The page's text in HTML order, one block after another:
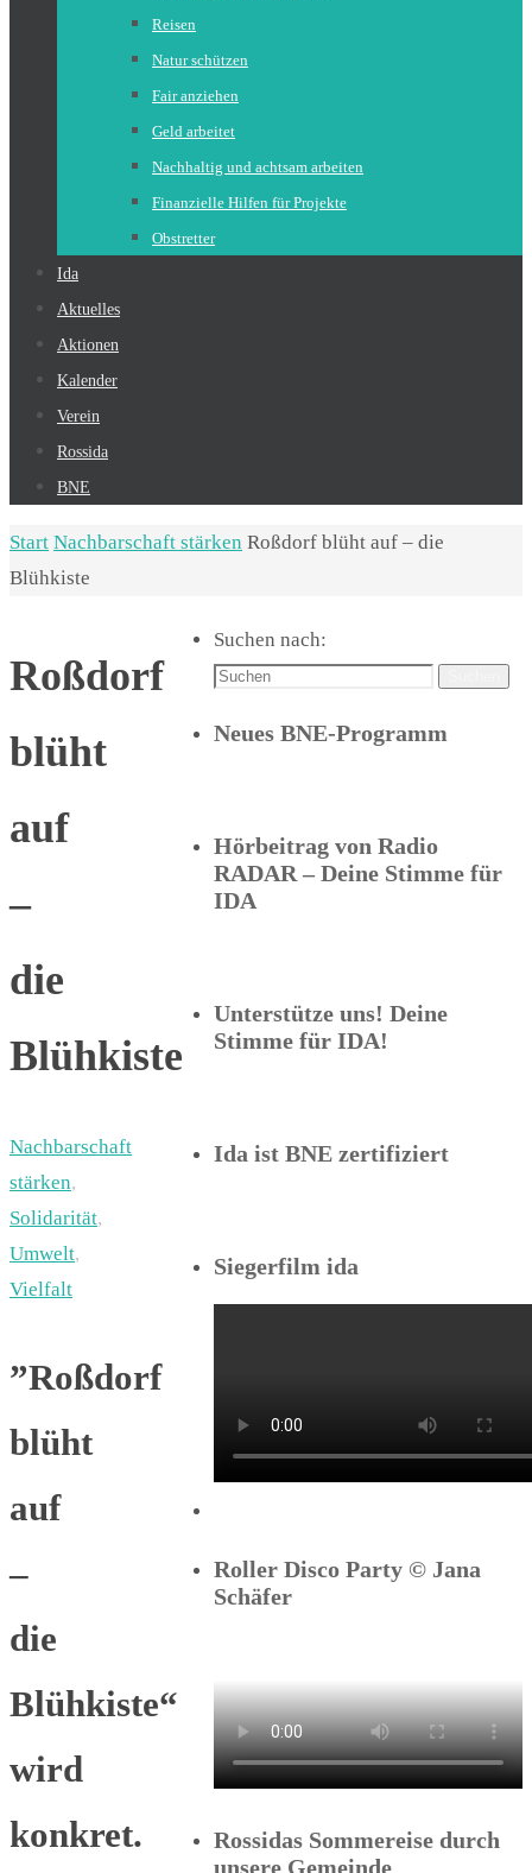
Reisen
Natur schützen
Fair anziehen
Geld arbeitet
Nachhaltig und achtsam arbeiten
Finanzielle Hilfen für Projekte
Obstretter
Ida
Aktuelles
Aktionen
Kalender
Verein
Rossida
BNE
Start Nachbarschaft stärken Roßdorf blüht auf – die
Blühkiste
Roßdorf
blüht
auf
–
die
Blühkiste
Nachbarschaft
stärken,
Solidarität,
Umwelt,
Vielfalt
”Roßdorf
blüht
auf
–
die
Blühkiste“
wird
konkret.
Suchen nach:
Neues BNE-Programm
Hörbeitrag von Radio
RADAR – Deine Stimme für
IDA
Unterstütze uns! Deine
Stimme für IDA!
Ida ist BNE zertifiziert
Siegerfilm ida
Roller Disco Party © Jana
Schäfer
Rossidas Sommereise durch
unsere Gemeinde